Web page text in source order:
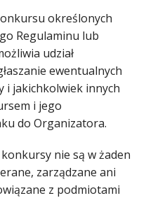
określonych
Regulaminu lub
udział
ewentualnych
i jakichkolwiek innych
i jego
do Organizatora.
nie są w żaden
zarządzane ani
z podmiotami